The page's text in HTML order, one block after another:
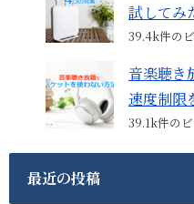
試してみ
39.4k件の
音楽聴き
速度制限
39.1k件の
最近の投稿